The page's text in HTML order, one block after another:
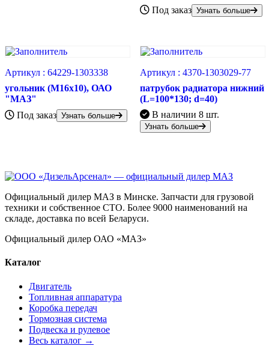
Под заказ Узнать больше
Артикул : 64229-1303338
угольник (М16х10), ОАО
"МАЗ"
Под заказ Узнать больше
Артикул : 4370-1303029-77
патрубок радиатора нижний
(L=100*130; d=40)
В наличии 8 шт.
Узнать больше
Официальный дилер МАЗ в Минске. Запчасти для грузовой
техники и собственное СТО. Более 9000 наименований на
складе, доставка по всей Беларуси.
Официальный дилер ОАО «МАЗ»
Каталог
Двигатель
Топливная аппаратура
Коробка передач
Тормозная система
Подвеска и рулевое
Весь каталог →